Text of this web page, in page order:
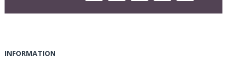
INFORMATION